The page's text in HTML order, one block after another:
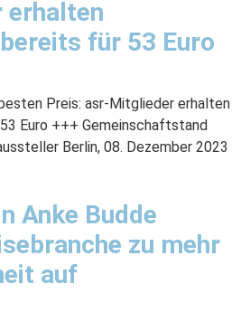
für 53 Euro
Preis: asr-Mitglieder erhalten
Euro +++ Gemeinschaftstand
Berlin, 08. Dezember 2023
Anke Budde
zu mehr
auf